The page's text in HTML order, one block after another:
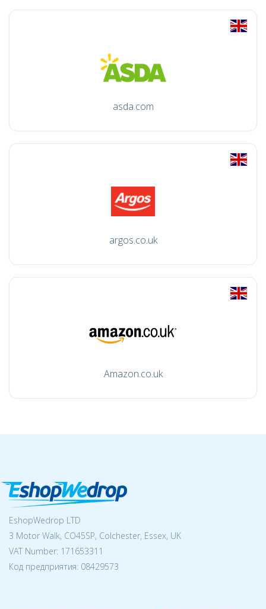
asda.com
argos.co.uk
Amazon.co.uk
EshopWedrop LTD
3 Motor Walk, CO45SP, Colchester, Essex, UK
VAT Number: 171653311
Код предприятия: 08429573